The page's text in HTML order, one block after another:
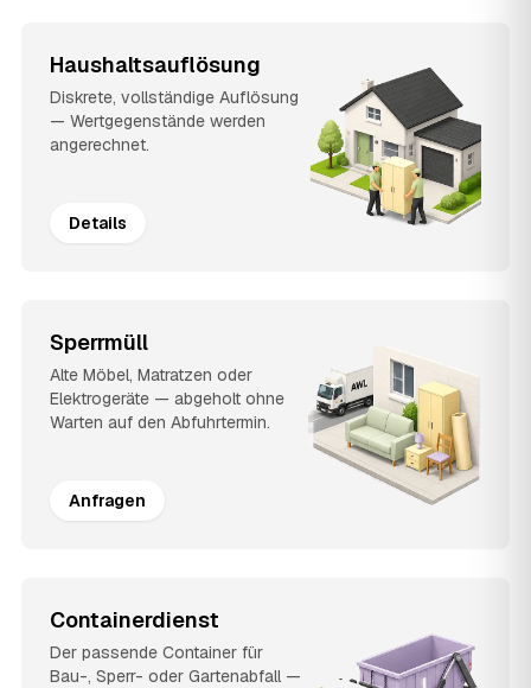
Haushaltsauflösung
Diskrete, vollständige Auflösung
— Wertgegenstände werden
angerechnet.
Details
Sperrmüll
Alte Möbel, Matratzen oder
Elektrogeräte — abgeholt ohne
Warten auf den Abfuhrtermin.
Anfragen
Containerdienst
Der passende Container für
Bau-, Sperr- oder Gartenabfall —